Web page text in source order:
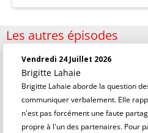
Les autres épisodes
Vendredi 24 Juillet 2026
Brigitte Lahaie
Brigitte Lahaie aborde la question
communiquer verbalement. Elle
n'est pas forcément une faute
propre à l'un des partenaires. Pour